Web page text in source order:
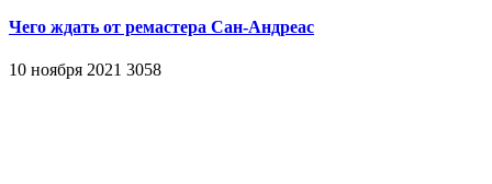
Чего ждать от ремастера Сан-Андреас
10 ноября 2021 3058